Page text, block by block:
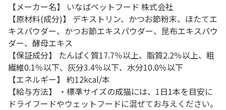
【メーカー名】 いなばペットフード 株式会社
【原材料(成分)】 デキストリン、かつお節粉末、ほたてエ
キスパウダー、かつお節エキスパウダー、昆布エキスパウ
ダー、酵母エキス
【保証成分】 たんぱく質17.7％以上、脂質2.2％以上、粗
繊維0.1％以下、灰分3.4％以下、水分10.0％以下
【エネルギー】 約12kcal/本
【給与方法】 ・標準サイズの成猫には、1日1本を目安に
ドライフードやウェットフードに混ぜてお与えください。